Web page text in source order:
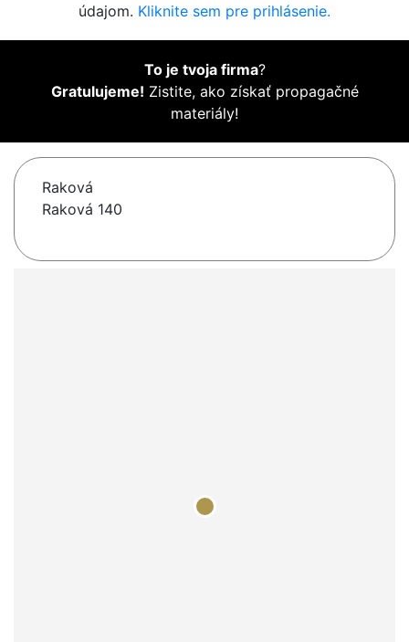
údajom. Kliknite sem pre prihlásenie.
To je tvoja firma?
Gratulujeme! Zistite, ako získať propagačné
materiály!
Raková
Raková 140